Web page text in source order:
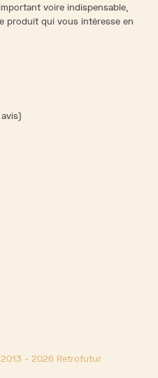
voire indispensable,
produit qui vous intéresse en
2013 - 2026 Retrofutur